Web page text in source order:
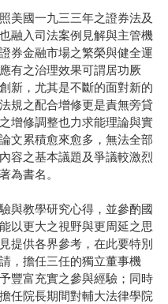
美國一九三三年之證券法及
融入司法案例見解與主管機
券金融市場之繁榮與健全運
有之治理效果可謂居功厥
新，尤其是不斷的面對新的
規之配合增修更是責無旁貸
增修調整也力求能理論與實
文累積愈來愈多，無法全部
容之基本議題及爭議較激烈
為書名。
與教學研究心得，並參酌國
以更大之視野與更周延之思
提供各界參考，在此要特別
，擔任三任的獨立董事機
豐富充實之參與經驗；同時
任院長期間對輔大法律學院